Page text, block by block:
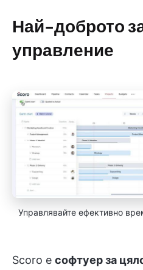
Най-доброто
управление
Управлявайте ефективно
Scoro е софтуер за